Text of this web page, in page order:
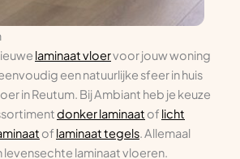
laminaat vloervoor jouw woning
een natuurlijke sfeer in huis
in Reutum. Bij Ambiant heb je keuze
donker laminaat of licht
of laminaat tegels. Allemaal
laminaat vloeren.